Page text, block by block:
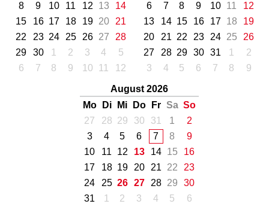
8
9 10 11 12 13
14
15
16 17 18 19 20
21
22
23 24 25 26 27
28
29
30 1 2 3 4
5
6
7 8 9 10 11 12
6
7 8 9 10 11
12
13
14 15 16 17 18
19
20
21 22 23 24 25
26
27
28 29 30 31 1
2
3
4 5 6 7 8 9
August 2026
Mo
Di Mi Do Fr Sa So
27
28 29 30 31 1
2
3
4 5 6 7 8
9
10
11 12 13 14 15
16
17
18 19 20 21 22
23
24
25 26 27 28 29
30
31
1 2 3 4 5 6